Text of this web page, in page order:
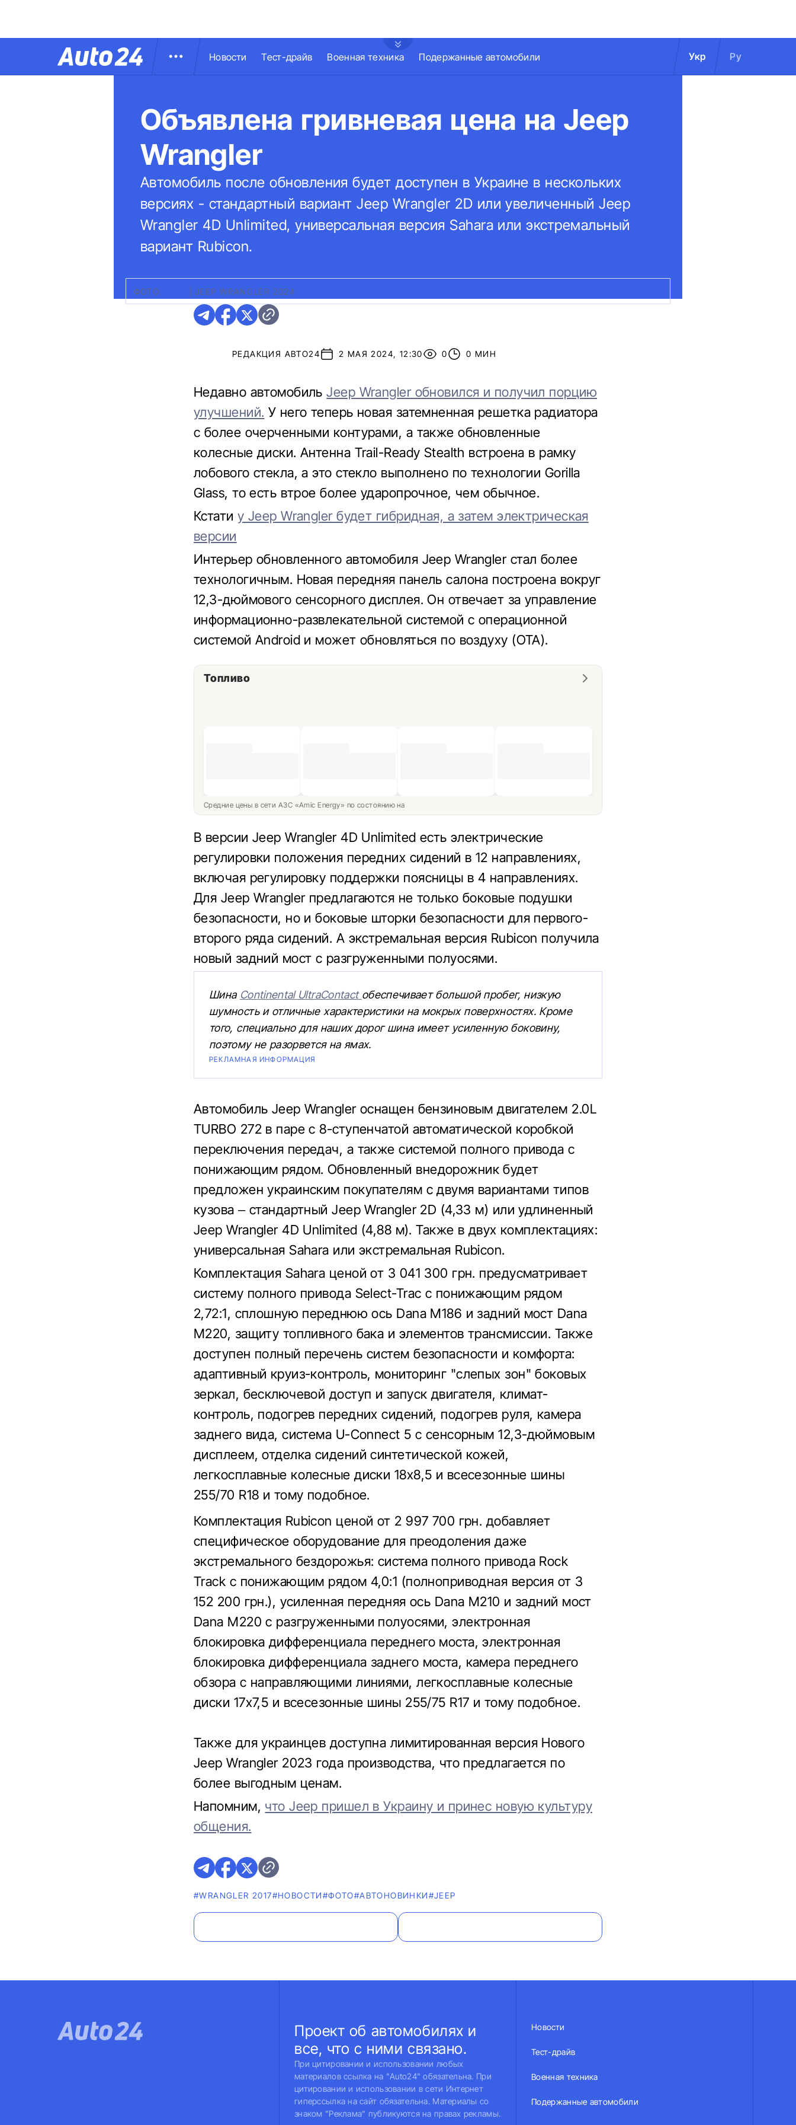
Новости Тест-драйв Военная техника Подержанные автомобили Укр Ру
Объявлена гривневая цена на Jeep
Wrangler
Автомобиль после обновления будет доступен в Украине в нескольких
версиях - стандартный вариант Jeep Wrangler 2D или увеличенный Jeep
Wrangler 4D Unlimited, универсальная версия Sahara или экстремальный
вариант Rubicon.
ФОТО: JEEP WRANGLER 2024
РЕДАКЦИЯ АВТО24 2 МАЯ 2024, 12:30 0 0 МИН
Недавно автомобильJeep Wrangler обновился и получил порцию
улучшений. У него теперь новая затемненная решетка радиатора
с более очерченными контурами, а также обновленные
колесные диски. Антенна Trail-Ready Stealth встроена в рамку
лобового стекла, а это стекло выполнено по технологии Gorilla
Glass, то есть втрое более ударопрочное, чем обычное.
Кстатиу Jeep Wrangler будет гибридная, а затем электрическая
версии
Интерьер обновленного автомобиля Jeep Wrangler стал более
технологичным. Новая передняя панель салона построена вокруг
12,3-дюймового сенсорного дисплея. Он отвечает за управление
информационно-развлекательной системой с операционной
системой Android и может обновляться по воздуху (ОТА).
Топливо
Средние цены в сети АЗС «Amic Energy» по состоянию на
В версии Jeep Wrangler 4D Unlimited есть электрические
регулировки положения передних сидений в 12 направлениях,
включая регулировку поддержки поясницы в 4 направлениях.
Для Jeep Wrangler предлагаются не только боковые подушки
безопасности, но и боковые шторки безопасности для первого-
второго ряда сидений. А экстремальная версия Rubicon получила
новый задний мост с разгруженными полуосями.
Шина Continental UltraContact обеспечивает большой пробег, низкую
шумность и отличные характеристики на мокрых поверхностях. Кроме
того, специально для наших дорог шина имеет усиленную боковину,
поэтому не разорвется на ямах.
РЕКЛАМНАЯ ИНФОРМАЦИЯ
Автомобиль Jeep Wrangler оснащен бензиновым двигателем 2.0L
TURBO 272 в паре с 8-ступенчатой автоматической коробкой
переключения передач, а также системой полного привода с
понижающим рядом. Обновленный внедорожник будет
предложен украинским покупателям с двумя вариантами типов
кузова – стандартный Jeep Wrangler 2D (4,33 м) или удлиненный
Jeep Wrangler 4D Unlimited (4,88 м). Также в двух комплектациях:
универсальная Sahara или экстремальная Rubicon.
Комплектация Sahara ценой от 3 041 300 грн. предусматривает
систему полного привода Select-Trac с понижающим рядом
2,72:1, сплошную переднюю ось Dana M186 и задний мост Dana
M220, защиту топливного бака и элементов трансмиссии. Также
доступен полный перечень систем безопасности и комфорта:
адаптивный круиз-контроль, мониторинг "слепых зон" боковых
зеркал, бесключевой доступ и запуск двигателя, климат-
контроль, подогрев передних сидений, подогрев руля, камера
заднего вида, система U-Connect 5 с сенсорным 12,3-дюймовым
дисплеем, отделка сидений синтетической кожей,
легкосплавные колесные диски 18х8,5 и всесезонные шины
255/70 R18 и тому подобное.
Комплектация Rubicon ценой от 2 997 700 грн. добавляет
специфическое оборудование для преодоления даже
экстремального бездорожья: система полного привода Rock
Track с понижающим рядом 4,0:1 (полноприводная версия от 3
152 200 грн.), усиленная передняя ось Dana M210 и задний мост
Dana M220 с разгруженными полуосями, электронная
блокировка дифференциала переднего моста, электронная
блокировка дифференциала заднего моста, камера переднего
обзора с направляющими линиями, легкосплавные колесные
диски 17х7,5 и всесезонные шины 255/75 R17 и тому подобное.
Также для украинцев доступна лимитированная версия Нового
Jeep Wrangler 2023 года производства, что предлагается по
более выгодным ценам.
Напомним, что Jeep пришел в Украину и принес новую культуру
общения.
#WRANGLER 2017#НОВОСТИ#ФОТО#AВТОНОВИНКИ#JEEP
Проект об автомобилях и
все, что с ними связано.
При цитировании и использовании любых
материалов ссылка на "Auto24" обязательна. При
цитировании и использовании в сети Интернет
гиперссылка на сайт обязательна. Материалы со
знаком "Реклама" публикуются на правах рекламы.
Новости
Тест-драйв
Военная техника
Подержанные автомобили